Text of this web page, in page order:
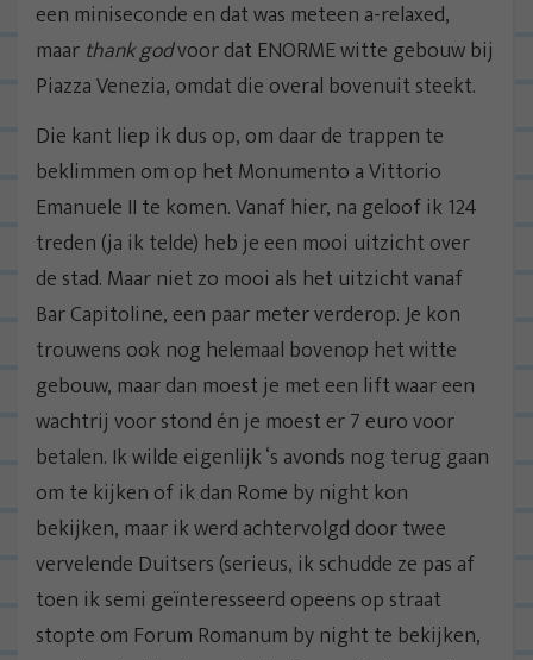
een miniseconde en dat was meteen a-relaxed,
maar thank godvoor dat ENORME witte gebouw bij
Piazza Venezia, omdat die overal bovenuit steekt.
Die kant liep ik dus op, om daar de trappen te
beklimmen om op het Monumento a Vittorio
Emanuele II te komen. Vanaf hier, na geloof ik 124
treden (ja ik telde) heb je een mooi uitzicht over
de stad. Maar niet zo mooi als het uitzicht vanaf
Bar Capitoline, een paar meter verderop. Je kon
trouwens ook nog helemaal bovenop het witte
gebouw, maar dan moest je met een lift waar een
wachtrij voor stond én je moest er 7 euro voor
betalen. Ik wilde eigenlijk ‘s avonds nog terug gaan
om te kijken of ik dan Rome by night kon
bekijken, maar ik werd achtervolgd door twee
vervelende Duitsers (serieus, ik schudde ze pas af
toen ik semi geïnteresseerd opeens op straat
stopte om Forum Romanum by night te bekijken,